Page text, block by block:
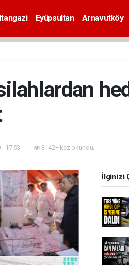
Eyüpsultan Arnavutköy
- 17:53 3142+ kez okundu.
İlginizi